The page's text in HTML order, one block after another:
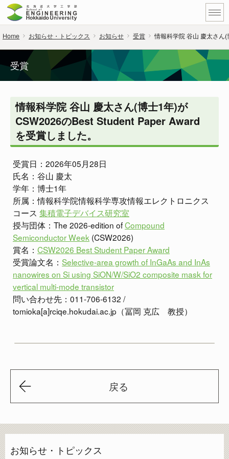
Home お知らせ・トピックス お知らせ 受賞 情報科学院 谷山 慶太さん
受賞
情報科学院 谷山 慶太さん(博士1年)が
CSW2026のBest Student Paper Award
を受賞しました。
受賞日：2026年05月28日
氏名：谷山 慶太
学年：博士1年
所属：情報科学院情報科学専攻情報エレクトロニクス
コース 集積電子デバイス研究室
授与団体：The 2026-edition ofCompound
Semiconductor Week (CSW2026)
賞名： CSW2026 Best Student Paper Award
受賞論文名： Selective-area growth of InGaAs and InAs
nanowires on Si using SiON/W/SiO2 composite mask for
vertical multi-mode transistor
問い合わせ先：011-706-6132 /
tomioka[a]rciqe.hokudai.ac.jp（冨岡 克広 教授）
戻る
お知らせ・トピックス